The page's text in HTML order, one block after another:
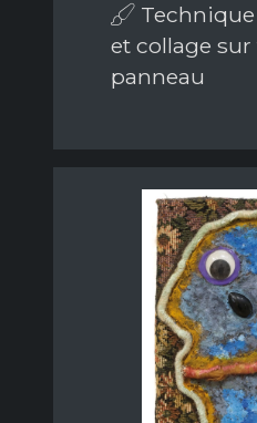
et collage
panneau